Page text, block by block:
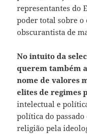
representantes do
poder total sobre o
obscurantista de
No intuito da
querem também
nome de valores
elites de regimes
intelectual e
política do
religião pela